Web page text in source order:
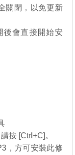
關閉，以免更新
後會直接開始安
按 [Ctrl+C]。
，方可安裝此修